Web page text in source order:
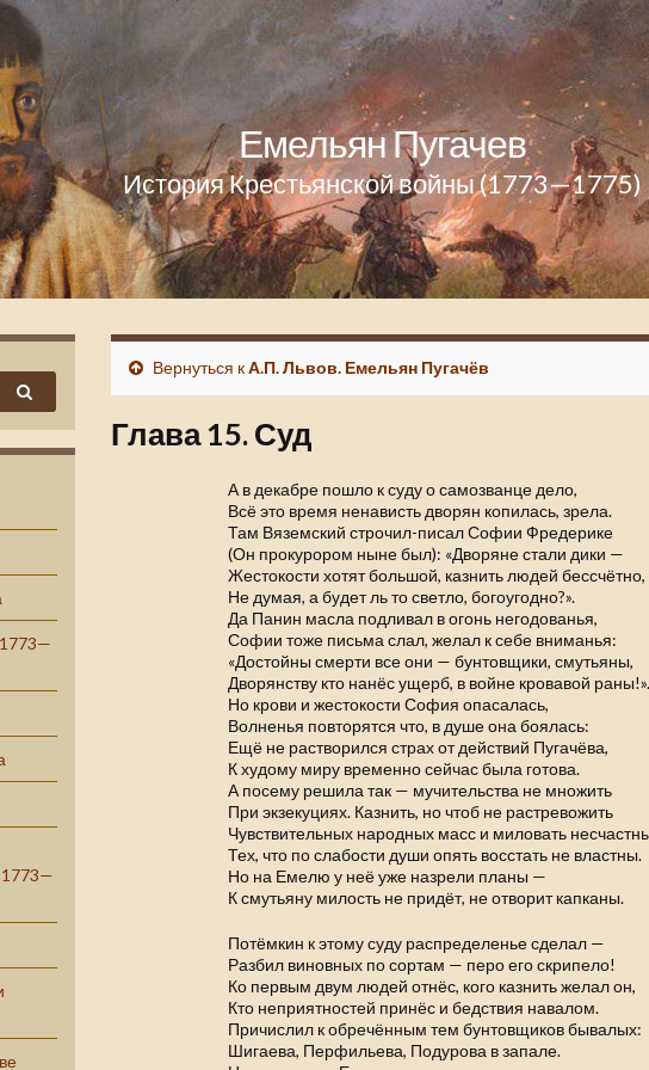
Емельян Пугачев
История Крестьянской войны (1773—1775)
1773—
1773—
Вернуться кА.П. Львов. Емельян Пугачёв
Глава 15. Суд
А в декабре пошло к суду о самозванце дело,
Всё это время ненависть дворян копилась, зрела.
Там Вяземский строчил-писал Софии Фредерике
(Он прокурором ныне был): «Дворяне стали дики —
Жестокости хотят большой, казнить людей бессчётно,
Не думая, а будет ль то светло, богоугодно?».
Да Панин масла подливал в огонь негодованья,
Софии тоже письма слал, желал к себе вниманья:
«Достойны смерти все они — бунтовщики, смутьяны,
Дворянству кто нанёс ущерб, в войне кровавой
Но крови и жестокости София опасалась,
Волненья повторятся что, в душе она боялась:
Ещё не растворился страх от действий Пугачёва,
К худому миру временно сейчас была готова.
А посему решила так — мучительства не множить
При экзекуциях. Казнить, но чтоб не растревожить
Чувствительных народных масс и миловать
Тех, что по слабости души опять восстать не властны.
Но на Емелю у неё уже назрели планы —
К смутьяну милость не придёт, не отворит капканы.
Потёмкин к этому суду распределенье сделал —
Разбил виновных по сортам — перо его скрипело!
Ко первым двум людей отнёс, кого казнить желал он,
Кто неприятностей принёс и бедствия навалом.
Причислил к обречённым тем бунтовщиков бывалых:
Шигаева, Перфильева, Подурова в запале.